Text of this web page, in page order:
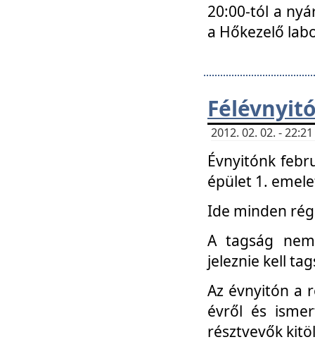
20:00-tól a
a Hőkezelő
2012. 02. 02. -
Évnyitónk
épület 1.
Ide minden
A tagság
jeleznie kell
Az évnyitón a
évről és
résztvevők